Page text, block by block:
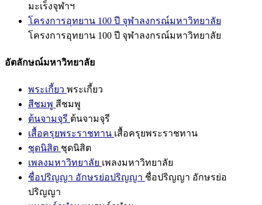
มะเร็งจุฬาฯ
โครงการอุทยาน 100 ปี จุฬาลงกรณ์มหาวิทยาลัย
โครงการอุทยาน 100 ปี จุฬาลงกรณ์มหาวิทยาลัย
อัตลักษณ์มหาวิทยาลัย
พระเกี้ยว พระเกี้ยว
สีชมพู สีชมพู
ต้นจามจุรี ต้นจามจุรี
เสื้อครุยพระราชทาน เสื้อครุยพระราชทาน
ชุดนิสิต ชุดนิสิต
เพลงมหาวิทยาลัย เพลงมหาวิทยาลัย
ชื่อปริญญา อักษรย่อปริญญา ชื่อปริญญา อักษรย่อ
ปริญญา